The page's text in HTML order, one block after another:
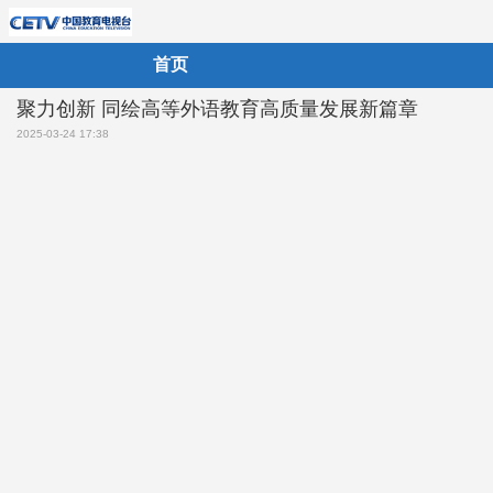
首页
聚力创新 同绘高等外语教育高质量发展新篇章
2025-03-24 17:38